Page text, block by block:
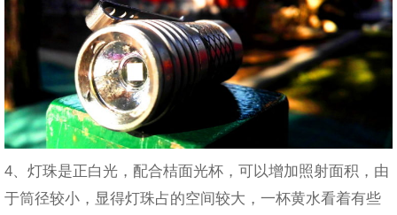
4、灯珠是正白光，配合桔面光杯，可以增加照射面积，由
于筒径较小，显得灯珠占的空间较大，一杯黄水看着有些